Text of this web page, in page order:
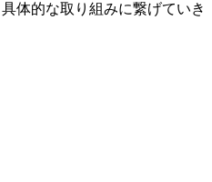
体的な取り組みに繋げていき